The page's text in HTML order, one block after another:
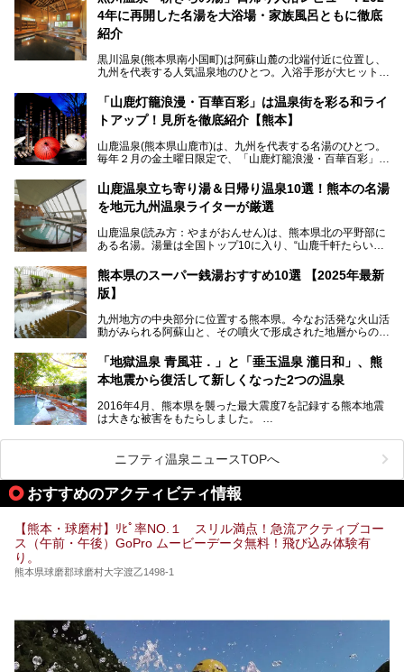
4年に再開した名湯を大浴場・家族風呂ともに徹底
紹介
黒川温泉(熊本県南小国町)は阿蘇山麓の北端付近に位置し、
九州を代表する人気温泉地のひとつ。入浴手形が大ヒット
す。
中でも「耕きち(こうきち)の湯」は露天風呂を持たないもの
り一度廃業しましたが、2024年10月に営業再開。数多くの
温泉ファンに注目される名湯です。
今回は再開した耕きちの湯を訪問し、全浴室(男女別大浴
「山鹿灯籠浪漫・百華百彩」は温泉街を彩る和ライ
トアップ！見所を徹底紹介【熊本】
山鹿温泉(熊本県山鹿市)は、九州を代表する名湯のひとつ。
毎年２月の金土曜日限定で、「山鹿灯籠浪漫・百華百彩」
ます。和傘や竹、ろうそくなどを用いて、和情緒たっぷりの
ライトアップが無料で楽しめます。
日、の合計8日間開催。今回は地元九州在住の筆者が、その
見所を徹底紹介。併せて、その他イベントや立ち寄り湯も併
山鹿温泉立ち寄り湯＆日帰り温泉10選！熊本の名湯
を地元九州温泉ライターが厳選
山鹿温泉(読み方：やまがおんせん)は、熊本県北の平野部に
ある名湯。湯量は全国トップ10に入り、“山鹿千軒たらいな
泉質であり、お湯の良さにも定評があります。
今回は地元九州の温泉ライターの私が実際に入浴した中か
設・家族風呂の3パターンに分類し、合計10施設を厳選して
ご紹介。ぜひ、湯めぐりの参考にして下さいね！
熊本県のスーパー銭湯おすすめ10選 【2025年最新
版】
九州地方の中央部分に位置する熊本県。今なお活発な火山活
動がみられる阿蘇山と、その噴火で形成された地層からの湧
す。
そんな熊本県は、県内の至るところから温泉が湧いている温
泉県でもあります。山鹿温泉、玉名温泉、黒川温泉、人吉温
出すスーパー銭湯が豊富です。なかでも注目のスーパー銭湯
をピックアップしました。
「地獄温泉 青風荘．」と「垂玉温泉 瀧日和」、熊
本地震から復活して新しくなった2つの温泉
2016年4月、熊本県を襲った最大震度7を記録する熊本地震
は大きな被害をもたらしました。
阿蘇山麓の南阿蘇村の「地獄温泉 清風荘」、そして「清風
荘」から400mほど離れた「垂玉（たるたま）温泉 山口旅
館」の2軒は、この地震による土砂崩れなどのために、一時
期は孤立状態に。もしかしたらこの時のニュースで、「地獄
温泉」と「垂玉温泉」の名前を知った人もいるかもしれませ
ん。
この2軒は今どうなっているのでしょうか。実は現在は「地
獄温泉 青風荘．」「垂玉温泉 瀧日和」として営業を再開し
します。
ニフティ温泉ニュースTOPへ
おすすめのアクティビティ情報
【熊本・球磨村】ﾘﾋﾟ率NO.１ スリル満点！急流アクティブコー
ス（午前・午後）GoPro ムービーデータ無料！飛び込み体験有
り。
熊本県球磨郡球磨村大字渡乙1498-1